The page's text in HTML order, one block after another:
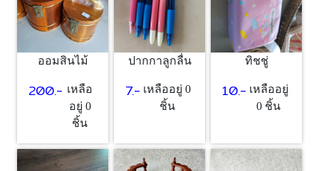
ออมสินไม้
200.- เหลือ
อยู่ 0
ชิ้น
ปากกาลูกลื่น
7.- เหลืออยู่ 0
ชิ้น
ทิชชู่
10.- เหลืออยู่
0 ชิ้น